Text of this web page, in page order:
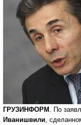
ГРУЗИНФОРМ . По
Иванишвили,